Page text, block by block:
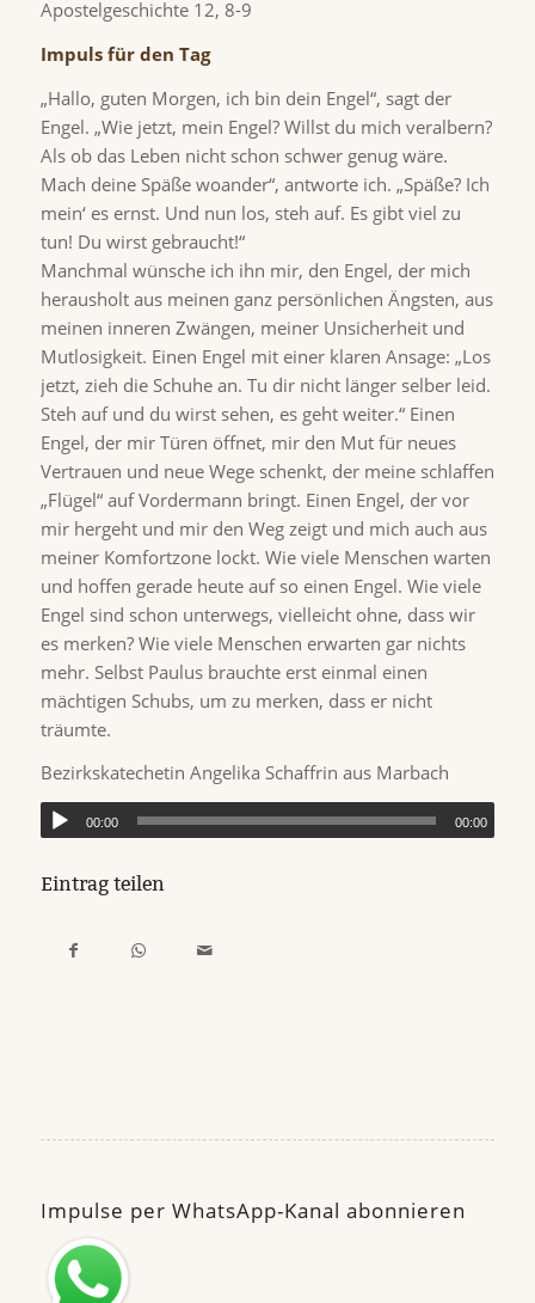
Apostelgeschichte 12, 8-9
Impuls für den Tag
„Hallo, guten Morgen, ich bin dein Engel“, sagt der
Engel. „Wie jetzt, mein Engel? Willst du mich veralbern?
Als ob das Leben nicht schon schwer genug wäre.
Mach deine Späße woander“, antworte ich. „Späße? Ich
mein‘ es ernst. Und nun los, steh auf. Es gibt viel zu
tun! Du wirst gebraucht!“
Manchmal wünsche ich ihn mir, den Engel, der mich
herausholt aus meinen ganz persönlichen Ängsten, aus
meinen inneren Zwängen, meiner Unsicherheit und
Mutlosigkeit. Einen Engel mit einer klaren Ansage: „Los
jetzt, zieh die Schuhe an. Tu dir nicht länger selber leid.
Steh auf und du wirst sehen, es geht weiter.“ Einen
Engel, der mir Türen öffnet, mir den Mut für neues
Vertrauen und neue Wege schenkt, der meine schlaffen
„Flügel“ auf Vordermann bringt. Einen Engel, der vor
mir hergeht und mir den Weg zeigt und mich auch aus
meiner Komfortzone lockt. Wie viele Menschen warten
und hoffen gerade heute auf so einen Engel. Wie viele
Engel sind schon unterwegs, vielleicht ohne, dass wir
es merken? Wie viele Menschen erwarten gar nichts
mehr. Selbst Paulus brauchte erst einmal einen
mächtigen Schubs, um zu merken, dass er nicht
träumte.
Bezirkskatechetin Angelika Schaffrin aus Marbach
00:00 00:00
Eintrag teilen
Impulse per WhatsApp-Kanal abonnieren